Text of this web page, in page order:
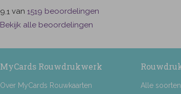
9.1 van 1519 beoordelingen
Bekijk alle beoordelingen
MyCards Rouwdrukwerk
Over MyCards Rouwkaarten
Alle